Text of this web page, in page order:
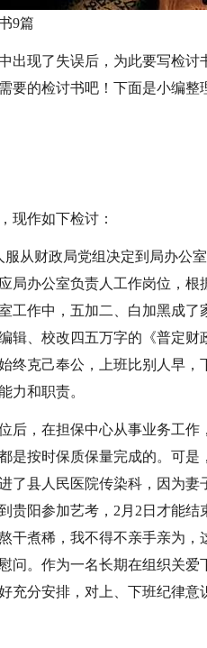
9篇
出现了失误后，为此要写检
要的检讨书吧！下面是小编
现作如下检讨：
服从财政局党组决定到局办公
局办公室负责人工作岗位，
工作中，五加二、白加黑成了
辑、校改四五万字的《普定
终克己奉公，上班比别人早
力和职责。
后，在担保中心从事业务工
是按时保质保量完成的。可
了县人民医院传染科，因为
贵阳参加艺考，2月2日才能结
干煮稀，我不得不亲手亲为
问。作为一名长期在组织关
充分安排，对上、下班纪律